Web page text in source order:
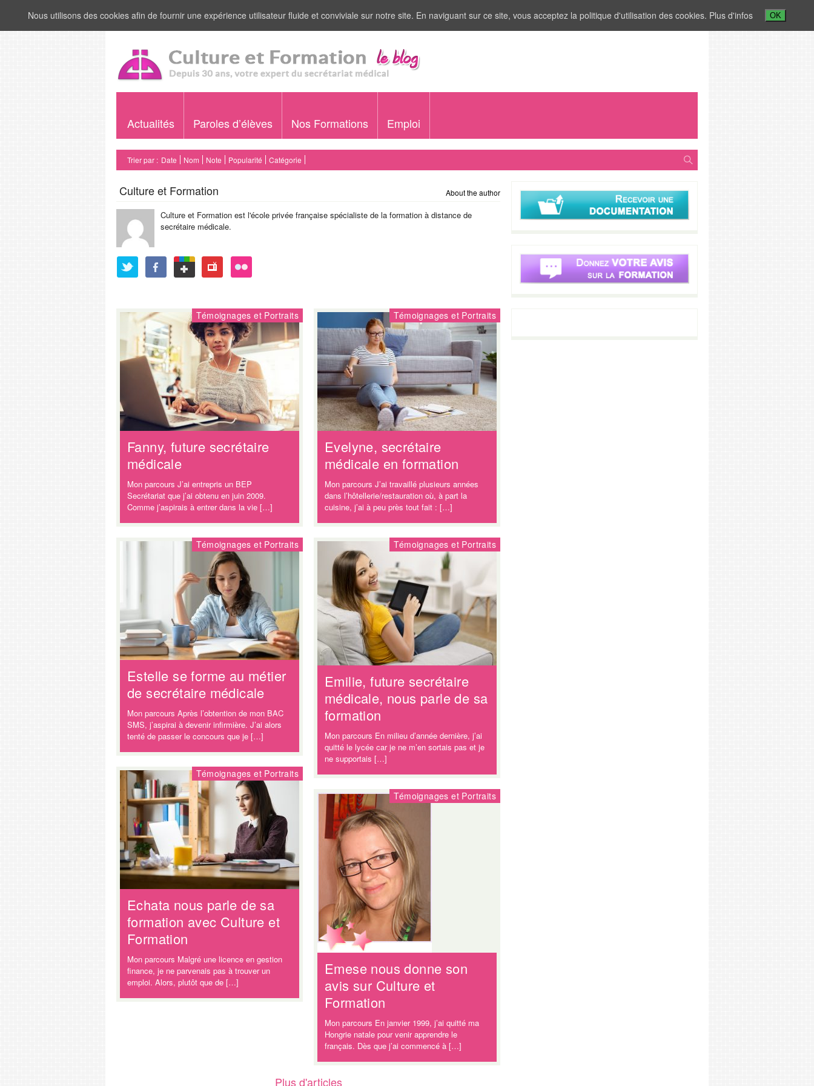
Actualités Paroles d’élèves Nos Formations Emploi
Trier par : Date Nom Note Popularité Catégorie
Culture et Formation About the author
Culture et Formation est l'école privée française spécialiste de la formation à distance de
secrétaire médicale.
Témoignages et Portraits
Fanny, future secrétaire
médicale
Mon parcours J’ai entrepris un BEP
Secrétariat que j’ai obtenu en juin 2009.
Comme j’aspirais à entrer dans la vie […]
Témoignages et Portraits
Evelyne, secrétaire
médicale en formation
Mon parcours J’ai travaillé plusieurs années
dans l’hôtellerie/restauration où, à part la
cuisine, j’ai à peu près tout fait : […]
Témoignages et Portraits
Estelle se forme au métier
de secrétaire médicale
Mon parcours Après l’obtention de mon BAC
SMS, j’aspirai à devenir infirmière. J’ai alors
tenté de passer le concours que je […]
Témoignages et Portraits
Emilie, future secrétaire
médicale, nous parle de sa
formation
Mon parcours En milieu d’année dernière, j’ai
quitté le lycée car je ne m’en sortais pas et je
ne supportais […]
Témoignages et Portraits
Echata nous parle de sa
formation avec Culture et
Formation
Mon parcours Malgré une licence en gestion
finance, je ne parvenais pas à trouver un
emploi. Alors, plutôt que de […]
Témoignages et Portraits
Emese nous donne son
avis sur Culture et
Formation
Mon parcours En janvier 1999, j’ai quitté ma
Hongrie natale pour venir apprendre le
français. Dès que j’ai commencé à […]
Plus d'articles
Nous utilisons des cookies afin de fournir une expérience utilisateur fluide et conviviale sur notre site. En naviguant sur ce site, vous acceptez la politique d'utilisation des cookies. Plus d'infos OK